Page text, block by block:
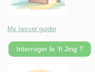
Me laisser guider
Interroger le Yi Jing ?